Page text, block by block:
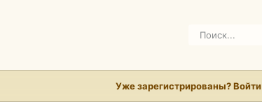
Уже зарегистрированы? Войти